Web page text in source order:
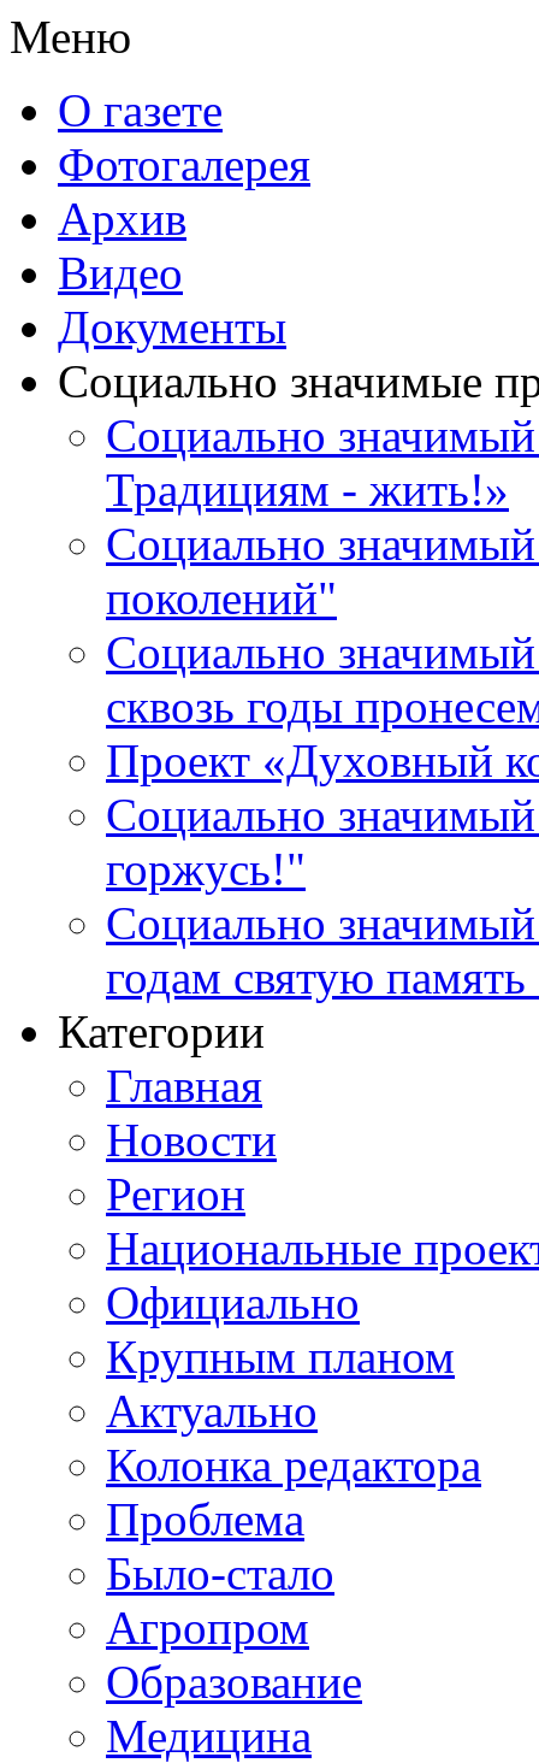
Меню
О газете
Фотогалерея
Архив
Видео
Документы
Социально значимые
Социально
Традициям - жить!»
Социально значимый
поколений"
Социально
сквозь годы
Проект «Духовный
Социально
горжусь!"
Социально
годам святую
Категории
Главная
Новости
Регион
Национальные
Официально
Крупным планом
Актуально
Колонка редактора
Проблема
Было-стало
Агропром
Образование
Медицина